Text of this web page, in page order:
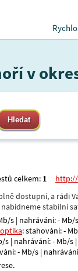
v
celkem: 1
http://
dostupní, a rádi
stabilní
s | nahrávání: - Mb/
: stahování: -
s | nahrávání: - Mb/s
- Mb/s |